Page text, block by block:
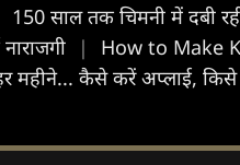
150 साल तक चिमनी में दबी
|
How to Make
कैसे करें अप्‍लाई, किसे